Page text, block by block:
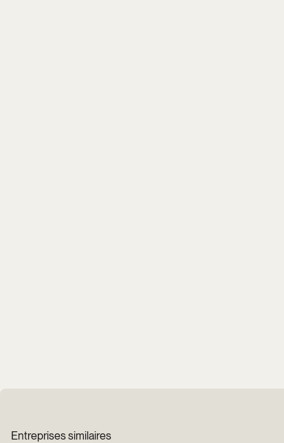
Entreprises similaires